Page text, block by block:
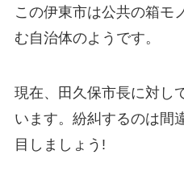
この伊東市は公共の箱モ
む自治体のようです。
現在、田久保市長に対し
います。紛糾するのは間
目しましょう!